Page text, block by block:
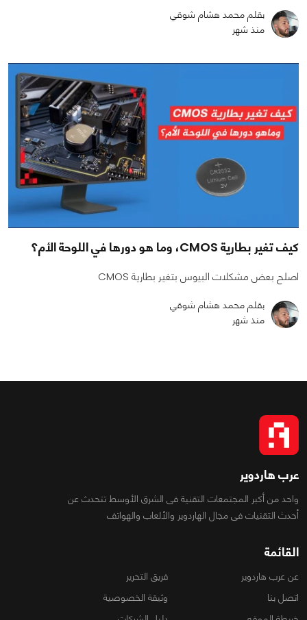
بقلم محمد هشام شوقي
منذ شهر
كيف تغير بطارية CMOS، وما هو دورها في اللوحة الأم؟
اصلح بعض مشكلات البيوس بتغير بطارية CMOS
بقلم محمد هشام شوقي
منذ شهر
عرب هاردوير
واحد من أكبر المجتمعات التقنية فى الشرق الأوسط تتحدث عن
أحدث التقنيات فى مجال الهاردوير والألعاب والهواتف
القائمة
عن عرب هاردوير
فريق التحرير
اتصل بنا
وثيقة الخصوصية